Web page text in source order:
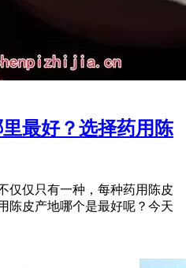
最好？选择药用陈
仅仅只有一种，每种药用陈皮
陈皮产地哪个是最好呢？今天